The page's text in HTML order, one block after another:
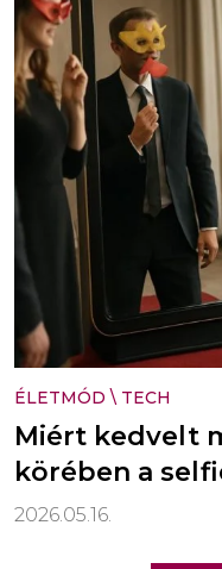
ÉLETMÓD \ TECH
Miért kedvelt
körében a
2026.05.16.